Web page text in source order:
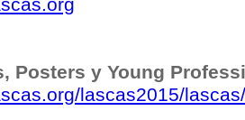
Posters y Young
lascas2015/